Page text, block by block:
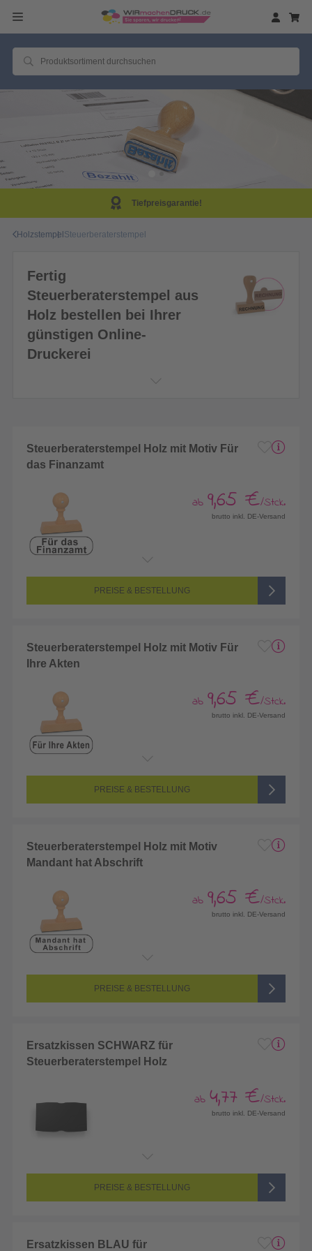
HolzstempelSteuerberaterstempel
Fertig
Steuerberaterstempel aus
Holz bestellen bei Ihrer
günstigen Online-
Druckerei
Steuerberaterstempel Holz mit Motiv Für
das Finanzamt
ab 9,65 €/Stck.
brutto inkl. DE-Versand
PREISE & BESTELLUNG
Steuerberaterstempel Holz mit Motiv Für
Ihre Akten
ab 9,65 €/Stck.
brutto inkl. DE-Versand
PREISE & BESTELLUNG
Steuerberaterstempel Holz mit Motiv
Mandant hat Abschrift
ab 9,65 €/Stck.
brutto inkl. DE-Versand
PREISE & BESTELLUNG
Ersatzkissen SCHWARZ für
Steuerberaterstempel Holz
ab 4,77 €/Stck.
brutto inkl. DE-Versand
PREISE & BESTELLUNG
Ersatzkissen BLAU für